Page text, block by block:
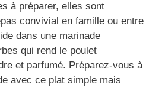
à préparer, elles sont
convivial en famille ou entre
dans une marinade
qui rend le poulet
et parfumé. Préparez-vous à
avec ce plat simple mais